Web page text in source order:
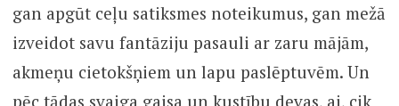
gan apgūt ceļu satiksmes noteikumus, gan mežā
izveidot savu fantāziju pasauli ar zaru mājām,
akmeņu cietokšņiem un lapu paslēptuvēm. Un
pēc tādas svaiga gaisa un kustību devas, ai, cik